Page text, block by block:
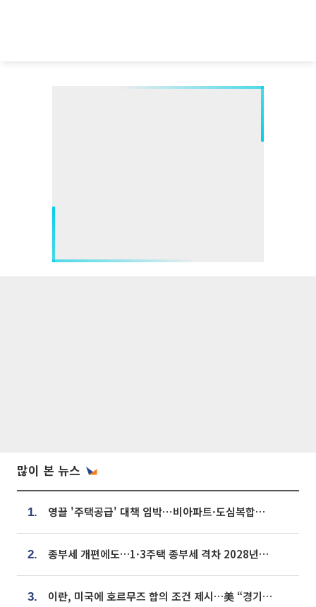
많이 본 뉴스
1. 영끌 '주택공급' 대책 임박⋯비아파트·도심복합까지 총동원
2. 종부세 개편에도…1·3주택 종부세 격차 2028년부터 확대
3. 이란, 미국에 호르무즈 합의 조건 제시…美 “경기 아직 안 끝나” [종합]